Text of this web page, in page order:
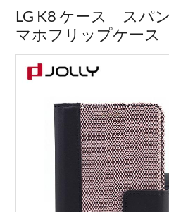
LG K8 ケース スパ
マホフリップケース